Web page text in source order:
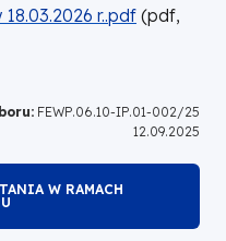
r..pdf (pdf,
FEWP.06.10-IP.01-002/25
12.09.2025
W RAMACH